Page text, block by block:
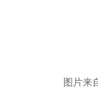
图片来